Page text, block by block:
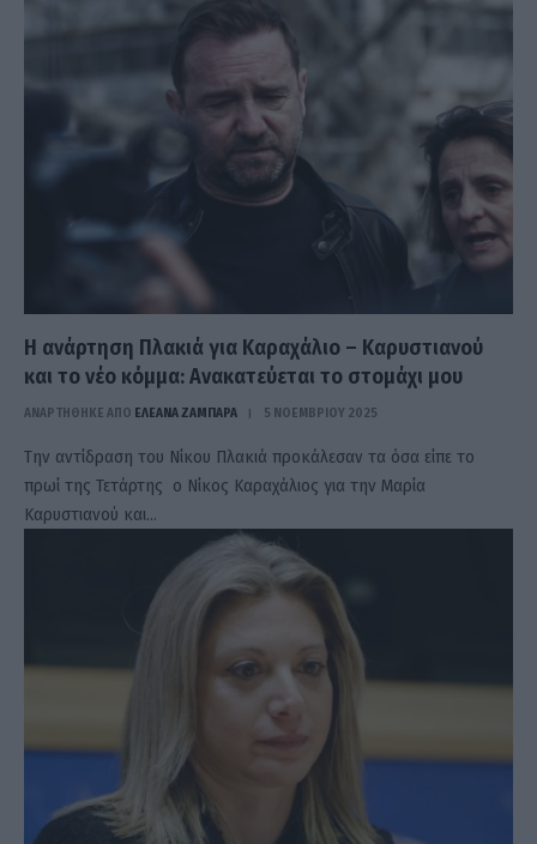
Η ανάρτηση Πλακιά για Καραχάλιο – Καρυστιανού
και το νέο κόμμα: Ανακατεύεται το στομάχι μου
ΑΝΑΡΤΗΘΗΚΕ ΑΠΟ ΕΛΕΑΝΑ ΖΑΜΠΑΡΑ 5 ΝΟΕΜΒΡΊΟΥ 2025
Την αντίδραση του Νίκου Πλακιά προκάλεσαν τα όσα είπε το
πρωί της Τετάρτης ο Νίκος Καραχάλιος για την Μαρία
Καρυστιανού και…